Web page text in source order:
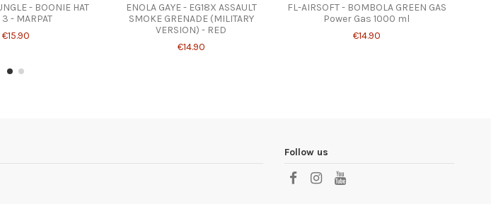
- BOONIE HAT
- MARPAT
€15.90
ENOLA GAYE - EG18X ASSAULT
SMOKE GRENADE (MILITARY
VERSION) - RED
€14.90
FL-AIRSOFT - BOMBOLA GREEN GAS
Power Gas 1000 ml
€14.90
Follow us